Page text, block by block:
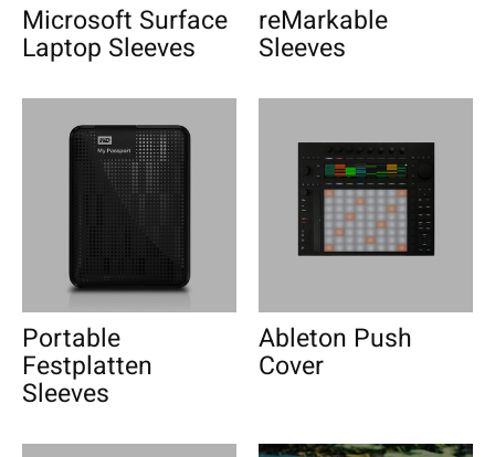
Microsoft Surface
Laptop Sleeves
reMarkable
Sleeves
Portable
Festplatten
Sleeves
Ableton Push
Cover